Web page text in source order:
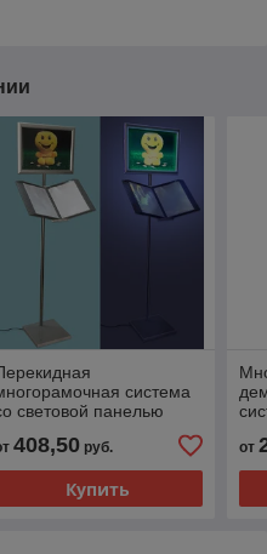
система
световой панелью
408,50руб.
Купить
от